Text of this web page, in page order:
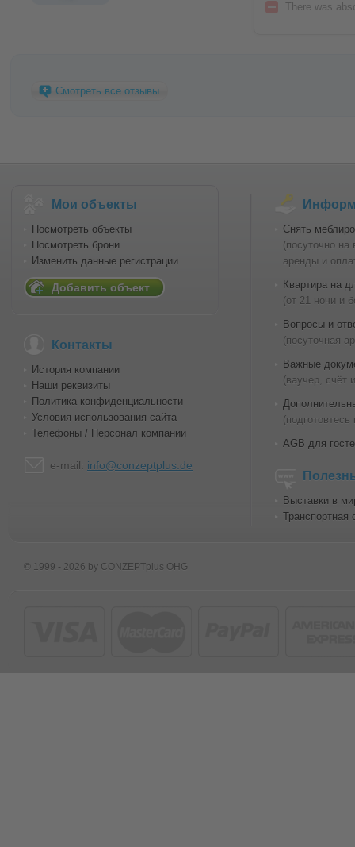
There was
Смотреть все отзывы
Мои объекты
Посмотреть объекты
Посмотреть брони
Изменить данные регистрации
Добавить объект
Контакты
История компании
Наши реквизиты
Политика конфиденциальности
Условия использования сайта
Телефоны / Персонал компании
e-mail: info@conzeptplus.de
Снять
(посуточно
аренды и
Квартира на
(от 21 ночи и
Вопросы и
(посуточная
Важные
(ваучер, счёт
(подготовтесь
AGB для
Выставки в
Транспортная
© 1999 - 2026 by CONZEPTplus OHG